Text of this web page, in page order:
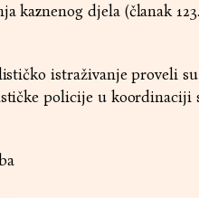
kaznenog djela (članak
istraživanje proveli
policije u koordinaciji